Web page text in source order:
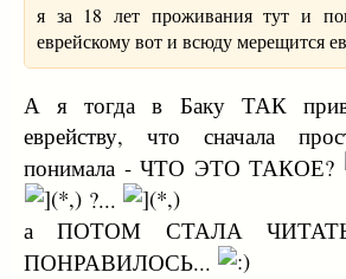
я за 18 лет проживания тут и
еврейскому вот и всюду мерещится
А я тогда в Баку ТАК
еврейству, что сначала
понимала - ЧТО ЭТО ТАКОЕ?
?...
а ПОТОМ СТАЛА
ПОНРАВИЛОСЬ...